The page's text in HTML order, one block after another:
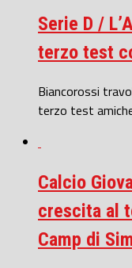
Serie D /
terzo test
Biancorossi
terzo test
Calcio
crescita al
Camp di